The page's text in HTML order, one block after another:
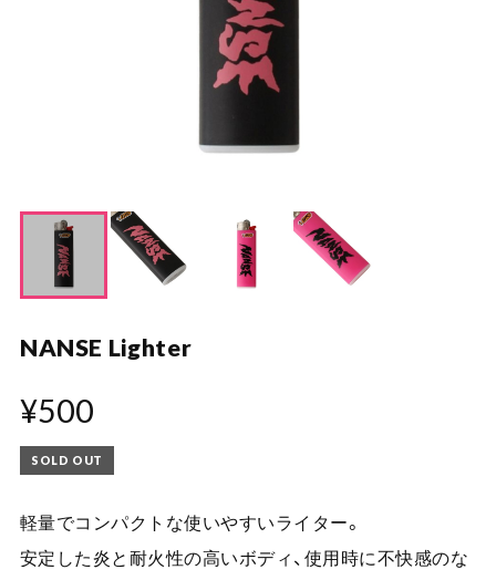
NANSE Lighter
¥500
SOLD OUT
軽量でコンパクトな使いやすいライター。
安定した炎と耐火性の高いボディ、使用時に不快感のな